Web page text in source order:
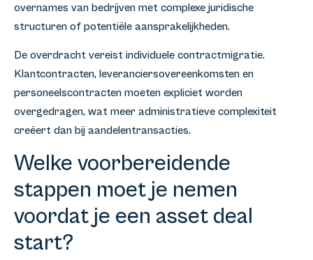
overnames van bedrijven met complexe juridische
structuren of potentiële aansprakelijkheden.
De overdracht vereist individuele contractmigratie.
Klantcontracten, leveranciersovereenkomsten en
personeelscontracten moeten expliciet worden
overgedragen, wat meer administratieve complexiteit
creëert dan bij aandelentransacties.
Welke voorbereidende
stappen moet je nemen
voordat je een asset deal
start?